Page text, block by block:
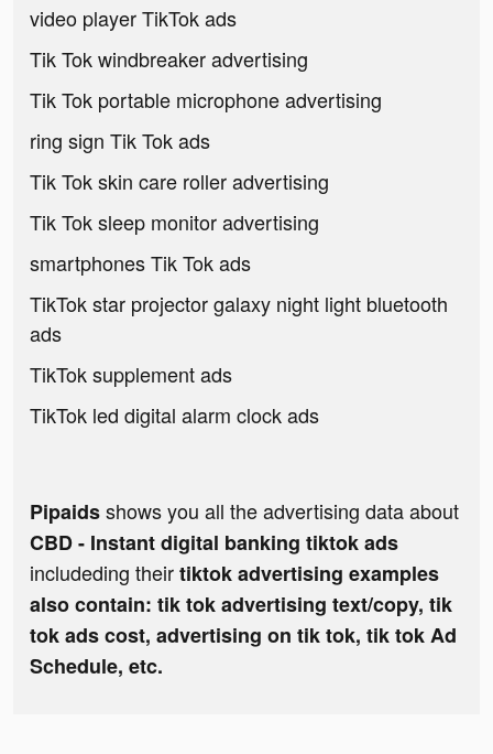
video player TikTok ads
Tik Tok windbreaker advertising
Tik Tok portable microphone advertising
ring sign Tik Tok ads
Tik Tok skin care roller advertising
Tik Tok sleep monitor advertising
smartphones Tik Tok ads
TikTok star projector galaxy night light bluetooth
ads
TikTok supplement ads
TikTok led digital alarm clock ads
Pipaidsshows you all the advertising data about
CBD - Instant digital banking tiktok ads
includeding theirtiktok advertising examples
also contain: tik tok advertising text/copy, tik
tok ads cost, advertising on tik tok, tik tok Ad
Schedule, etc.